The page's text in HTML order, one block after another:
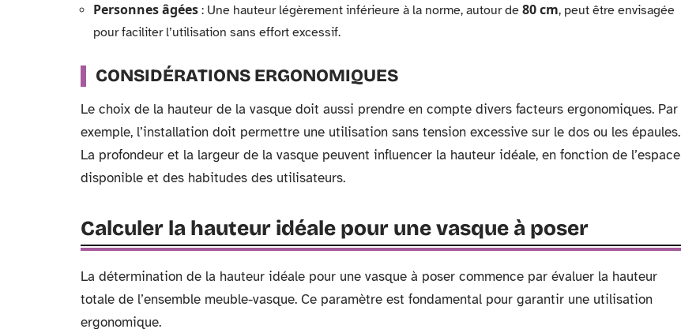
Personnes âgées : Une hauteur légèrement inférieure à la norme, autour de 80 cm, peut être envisagée
pour faciliter l’utilisation sans effort excessif.
CONSIDÉRATIONS ERGONOMIQUES
Le choix de la hauteur de la vasque doit aussi prendre en compte divers facteurs ergonomiques. Par
exemple, l’installation doit permettre une utilisation sans tension excessive sur le dos ou les épaules.
La profondeur et la largeur de la vasque peuvent influencer la hauteur idéale, en fonction de l’espace
disponible et des habitudes des utilisateurs.
Calculer la hauteur idéale pour une vasque à poser
La détermination de la hauteur idéale pour une vasque à poser commence par évaluer la hauteur
totale de l’ensemble meuble-vasque. Ce paramètre est fondamental pour garantir une utilisation
ergonomique.